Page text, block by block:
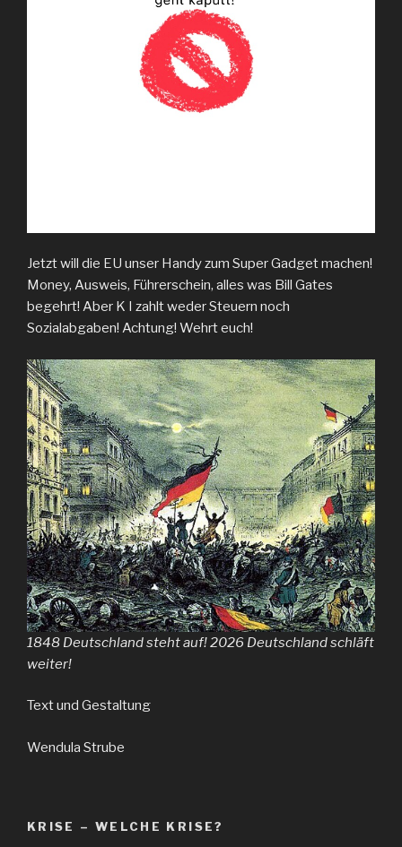
Jetzt will die EU unser Handy zum Super Gadget machen!
Money, Ausweis, Führerschein, alles was Bill Gates
begehrt! Aber K I zahlt weder Steuern noch
Sozialabgaben! Achtung! Wehrt euch!
1848 Deutschland steht auf! 2026 Deutschland schläft
weiter!
Text und Gestaltung
Wendula Strube
KRISE – WELCHE KRISE?